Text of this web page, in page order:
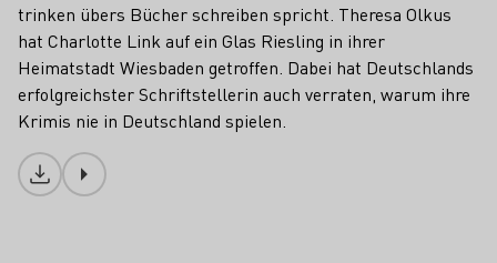
trinken übers Bücher schreiben spricht. Theresa Olkus
hat Charlotte Link auf ein Glas Riesling in ihrer
Heimatstadt Wiesbaden getroffen. Dabei hat Deutschlands
erfolgreichster Schriftstellerin auch verraten, warum ihre
Krimis nie in Deutschland spielen.
Download